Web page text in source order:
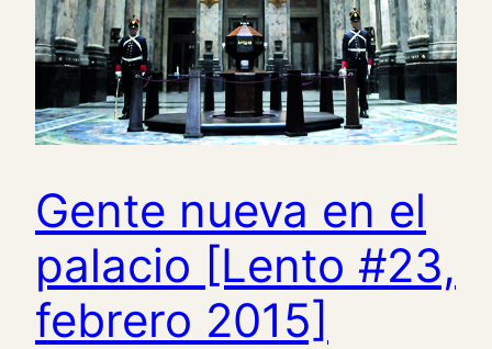
Gente nueva en el
palacio [Lento #23,
febrero 2015]